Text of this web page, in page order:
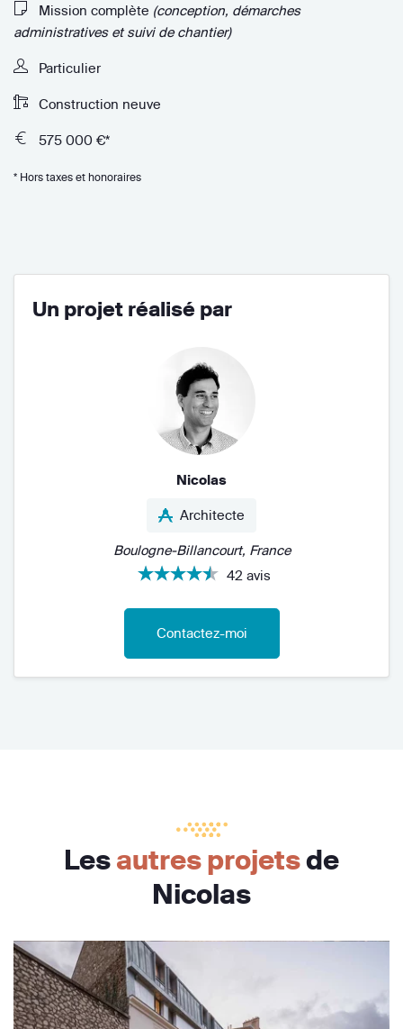
Mission complète (conception, démarches
administratives et suivi de chantier)
Particulier
Construction neuve
575 000 €*
* Hors taxes et honoraires
Un projet réalisé par
Nicolas
Architecte
Boulogne-Billancourt, France
42 avis
Contactez-moi
Lesautres projetsde
Nicolas